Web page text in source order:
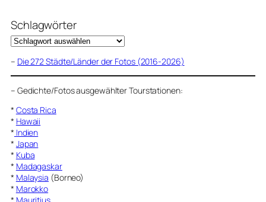
Schlagwörter
– Die 272 Städte/Länder der Fotos (2016-2026)
– Gedichte/Fotos ausgewählter Tourstationen:
* Costa Rica
* Hawaii
* Indien
* Japan
* Kuba
* Madagaskar
* Malaysia (Borneo)
* Marokko